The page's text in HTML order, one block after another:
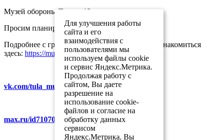
Музей обороны Тулы – 12 мая.
Просим планировать ваш визит заранее.
Подробнее с графиком работы музеев можно ознакомиться
здесь: https://museum-tula.ru/muzei/
vk.com/tula_museum_association
max.ru/id7107007481_gos
Для улучшения работы
сайта и его
взаимодействия с
пользователями мы
используем файлы cookie
и сервис Яндекс.Метрика.
Продолжая работу с
сайтом, Вы даете
разрешение на
использование cookie-
файлов и согласие на
обработку данных
сервисом
Яндекс.Метрика. Вы